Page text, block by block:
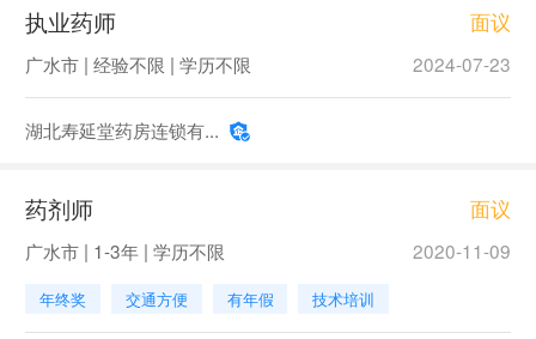
执业药师 面议
广水市 | 经验不限 | 学历不限 2024-07-23
湖北寿延堂药房连锁有...
药剂师 面议
广水市 | 1-3年 | 学历不限 2020-11-09
年终奖 交通方便 有年假 技术培训